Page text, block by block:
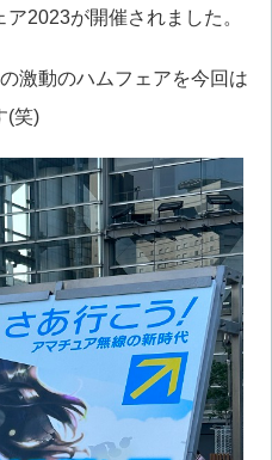
2023が開催されました。
激動のハムフェアを今回は
(笑)